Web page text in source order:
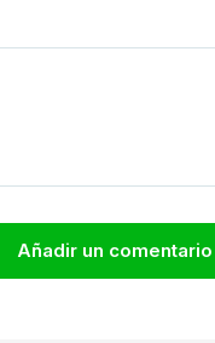
Añadir un comentario